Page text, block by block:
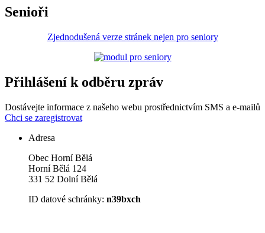
Senioři
Zjednodušená verze stránek nejen pro seniory
Přihlášení k odběru zpráv
Dostávejte informace z našeho webu prostřednictvím SMS a e-mailů
Chci se zaregistrovat
Adresa
Obec Horní Bělá
Horní Bělá 124
331 52 Dolní Bělá
ID datové schránky: n39bxch